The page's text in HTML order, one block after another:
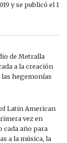
y se publicó el 1
de Metralla
a la creación
hegemonías
Latin American
vez en
cada año para
a la música, la